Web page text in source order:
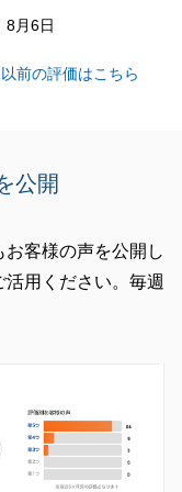
8月6日
前の評価はこちら
公開
客様の声を公開し
用ください。毎週